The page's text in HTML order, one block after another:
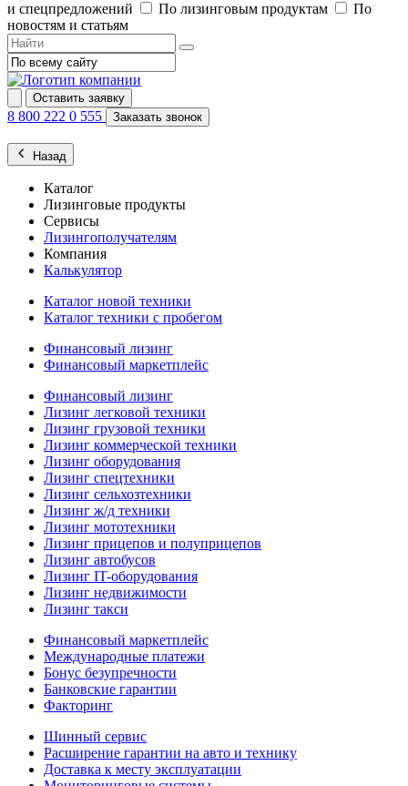
и спецпредложений
По лизинговым продуктам
По
новостям и статьям
Оставить заявку
8 800 222 0 555 Заказать звонок
Назад
Каталог
Лизинговые продукты
Сервисы
Лизингополучателям
Компания
Калькулятор
Каталог новой техники
Каталог техники с пробегом
Финансовый лизинг
Финансовый маркетплейс
Финансовый лизинг
Лизинг легковой техники
Лизинг грузовой техники
Лизинг коммерческой техники
Лизинг оборудования
Лизинг спецтехники
Лизинг сельхозтехники
Лизинг ж/д техники
Лизинг мототехники
Лизинг прицепов и полуприцепов
Лизинг автобусов
Лизинг IT-оборудования
Лизинг недвижимости
Лизинг такси
Финансовый маркетплейс
Международные платежи
Бонус безупречности
Банковские гарантии
Факторинг
Шинный сервис
Расширение гарантии на авто и технику
Доставка к месту эксплуатации